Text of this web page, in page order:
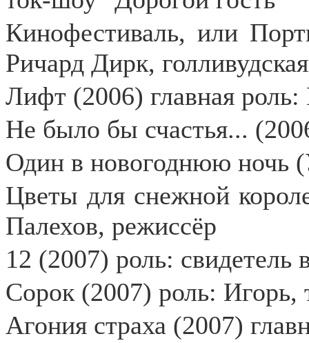
Кинофестиваль, или
Ричард Дирк,
Лифт (2006) главная роль:
Не было бы счастья...
Один в новогоднюю ночь
Цветы для снежной
Палехов, режиссёр
12 (2007) роль: свидетель
Сорок (2007) роль: Игорь,
Агония страха (2007)